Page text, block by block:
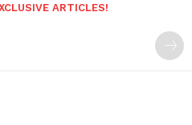
ARTICLES!